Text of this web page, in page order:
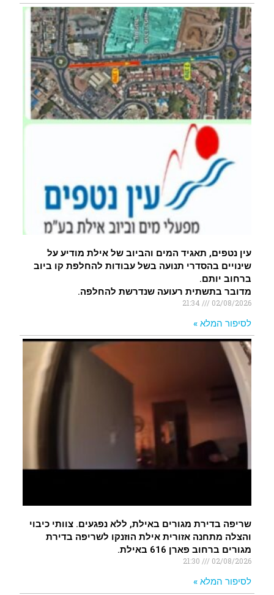
עין נטפים, תאגיד המים והביוב של אילת מודיע על
שינויים בהסדרי תנועה בשל עבודות להחלפת קו ביוב
ברחוב יותם.
מדובר בתשתית רעועה שנדרשת להחלפה.
02/08/2026
לסיפור המלא »
שריפה בדירת מגורים באילת, ללא נפגעים. צוותי כיבוי
והצלה מתחנה אזורית אילת הוזנקו לשריפה בדירת
מגורים ברחוב פארן 616 באילת.
02/08/2026
לסיפור המלא »